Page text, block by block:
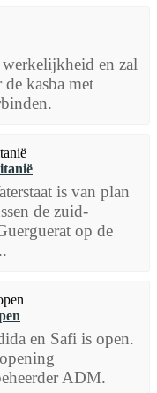
en zal
kasba met
is van plan
de zuid-
op de
en Safi is open.
ADM.